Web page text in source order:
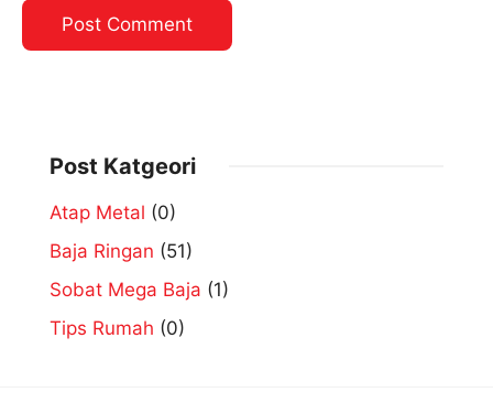
Post Katgeori
Atap Metal (0)
Baja Ringan (51)
Sobat Mega Baja (1)
Tips Rumah (0)